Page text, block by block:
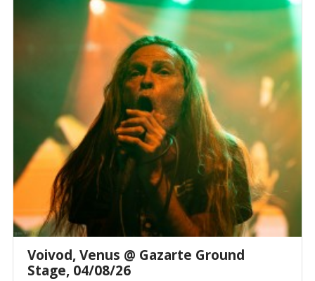
Voivod, Venus @ Gazarte Ground
Stage, 04/08/26